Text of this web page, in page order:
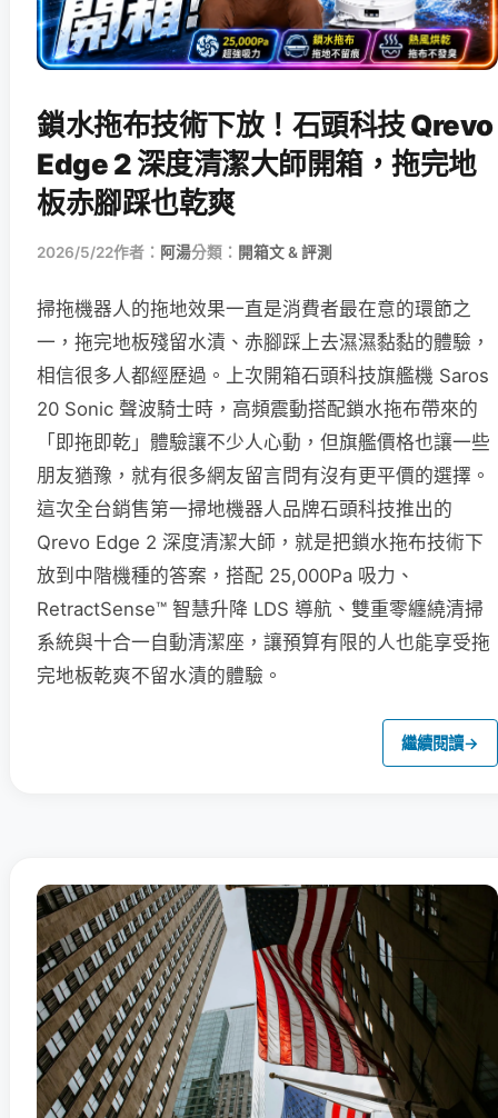
鎖水拖布技術下放！石頭科技 Qrevo
Edge 2 深度清潔大師開箱，拖完地
板赤腳踩也乾爽
2026/5/22作者： 阿湯分類： 開箱文 & 評測
掃拖機器人的拖地效果一直是消費者最在意的環節之
一，拖完地板殘留水漬、赤腳踩上去濕濕黏黏的體驗，
相信很多人都經歷過。上次開箱石頭科技旗艦機 Saros
20 Sonic 聲波騎士時，高頻震動搭配鎖水拖布帶來的
「即拖即乾」體驗讓不少人心動，但旗艦價格也讓一些
朋友猶豫，就有很多網友留言問有沒有更平價的選擇。
這次全台銷售第一掃地機器人品牌石頭科技推出的
Qrevo Edge 2 深度清潔大師，就是把鎖水拖布技術下
放到中階機種的答案，搭配 25,000Pa 吸力、
RetractSense™ 智慧升降 LDS 導航、雙重零纏繞清掃
系統與十合一自動清潔座，讓預算有限的人也能享受拖
完地板乾爽不留水漬的體驗。
繼續閱讀→